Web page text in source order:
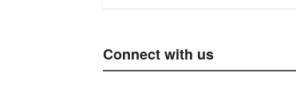
Connect with us